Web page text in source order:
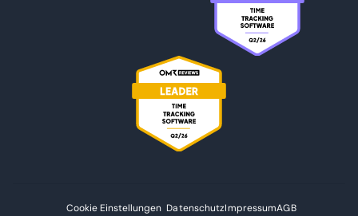
Cookie Einstellungen DatenschutzImpressumAGB